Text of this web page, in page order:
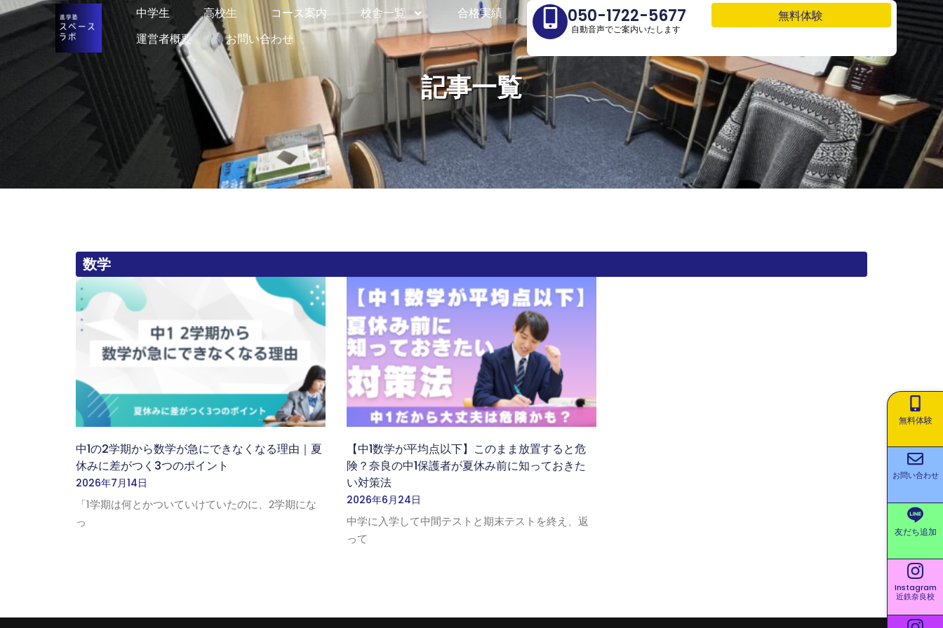
中学生 高校生 コース案内 校舎一覧
合格実績
運営者概要
お問い合わせ
050-1722-5677
自動音声でご案内いたします
無料体験
中学生 高校生 コース案内 校舎一覧
合格実績
運営者概要
お問い合わせ
050-1722-5677
自動音声でご案内いたします 無料体験
無料体験
お問い合わせ
友だち追加
Instagram
近鉄奈良校
記事一覧
数学
中1の2学期から数学が急にできなくなる理由｜夏
休みに差がつく3つのポイント
2026年7月14日
「1学期は何とかついていけていたのに、2学期にな
っ
【中1数学が平均点以下】このまま放置すると危
険？奈良の中1保護者が夏休み前に知っておきた
い対策法
2026年6月24日
中学に入学して中間テストと期末テストを終え、返
って